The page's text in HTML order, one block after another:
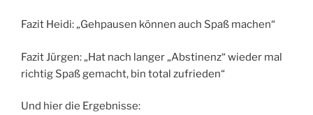
Fazit Heidi: „Gehpausen können auch Spaß machen“
Fazit Jürgen: „Hat nach langer „Abstinenz“ wieder mal
richtig Spaß gemacht, bin total zufrieden“
Und hier die Ergebnisse: